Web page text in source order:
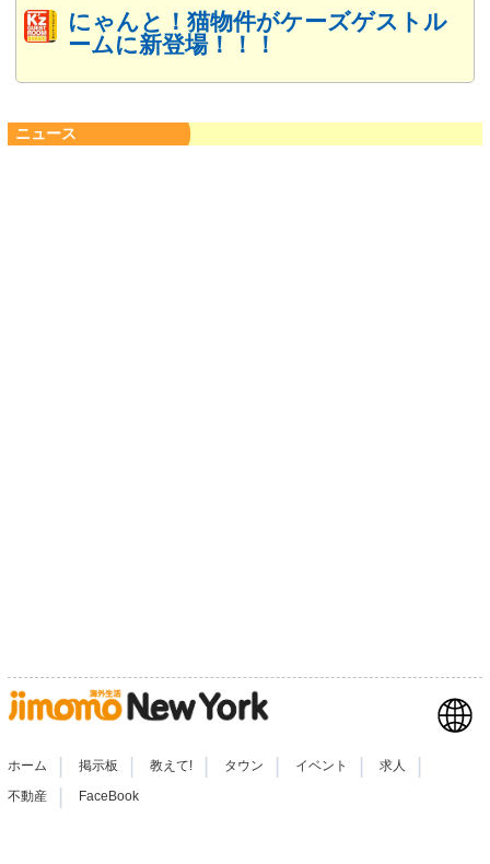
にゃんと！猫物件がケーズゲストル
ームに新登場！！！
ニュース
ホーム 掲示板 教えて! タウン イベント 求人
不動産 | FaceBook